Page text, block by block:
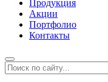
Продукция
Акции
Портфолио
Контакты